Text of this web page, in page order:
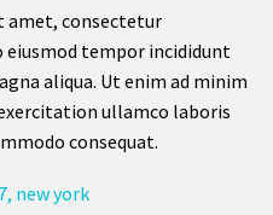
amet, consectetur
eiusmod tempor incididunt
aliqua. Ut enim ad minim
ullamco laboris
consequat.
new york